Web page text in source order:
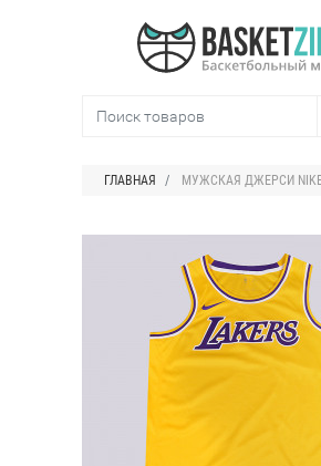
ГЛАВНАЯ МУЖСКАЯ ДЖЕРСИ NIKE LOS ANGELES LAKERS